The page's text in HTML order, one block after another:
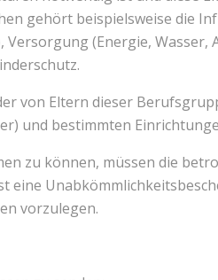
gehört beispielsweise die
(Energie, Wasser,
von Eltern dieser
und bestimmten
zu können, müssen die
eine
vorzulegen.